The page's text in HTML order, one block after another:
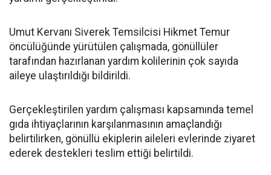
Umut Kervanı Siverek Temsilcisi Hikmet Temur
öncülüğünde yürütülen çalışmada, gönüllüler
tarafından hazırlanan yardım kolilerinin çok sayıda
aileye ulaştırıldığı bildirildi.
Gerçekleştirilen yardım çalışması kapsamında temel
gıda ihtiyaçlarının karşılanmasının amaçlandığı
belirtilirken, gönüllü ekiplerin aileleri evlerinde ziyaret
ederek destekleri teslim ettiği belirtildi.